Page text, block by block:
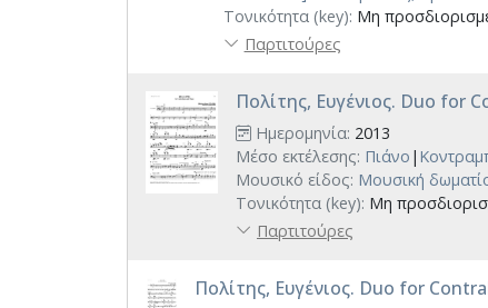
Τονικότητα (key): Μη
Παρτιτούρες
Πολίτης, Ευγένιος. Duo for
Ημερομηνία: 2013
Μέσο εκτέλεσης: Πιάνο |
Μουσικό είδος: Μουσική
Τονικότητα (key): Μη
Παρτιτούρες
Πολίτης, Ευγένιος. Duo for